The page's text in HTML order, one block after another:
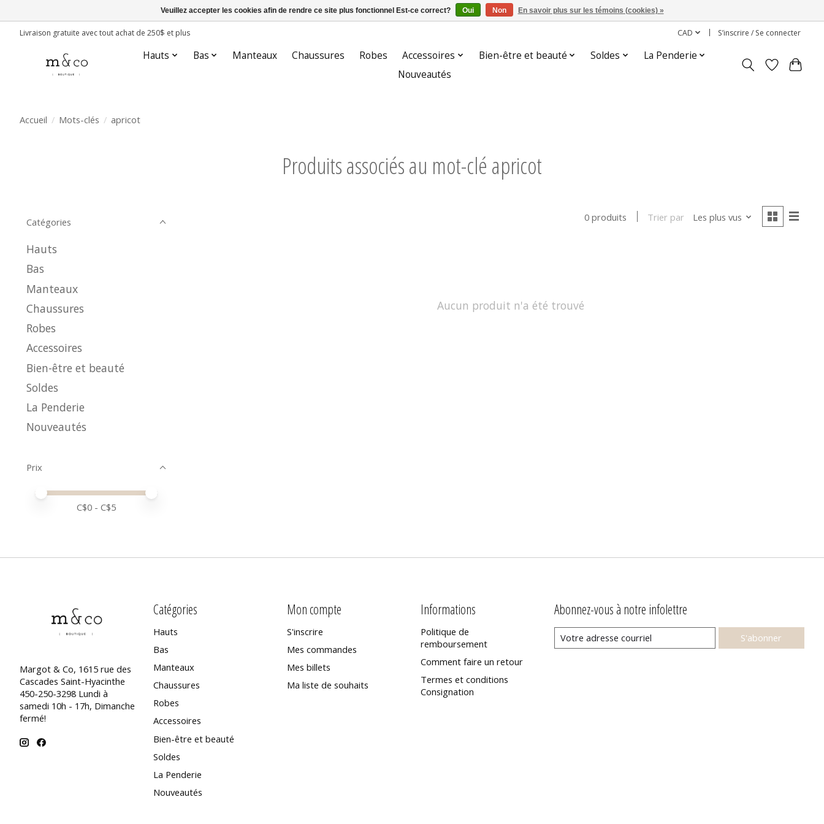
Livraison gratuite avec tout achat de 250$ et plus CAD S’inscrire / Se connecter
Hauts Bas Manteaux Chaussures Robes Accessoires Bien-être et beauté Soldes
La Penderie
Nouveautés
Accueil / Mots-clés / apricot
Produits associés au mot-clé apricot
Catégories
Hauts
Bas
Manteaux
Chaussures
Robes
Accessoires
Bien-être et beauté
Soldes
La Penderie
Nouveautés
Prix
Prix minimum
Price maximum value
C$0 - C$5
0 produits Trier par Les plus vus
Aucun produit n'a été trouvé
Margot & Co, 1615 rue des
Cascades Saint-Hyacinthe
450-250-3298 Lundi à
samedi 10h - 17h, Dimanche
fermé!
Catégories
Hauts
Bas
Manteaux
Chaussures
Robes
Accessoires
Bien-être et beauté
Soldes
La Penderie
Nouveautés
Mon compte
S'inscrire
Mes commandes
Mes billets
Ma liste de souhaits
Informations
Politique de
remboursement
Comment faire un retour
Termes et conditions
Consignation
Abonnez-vous à notre infolettre
S'abonner
Veuillez accepter les cookies afin de rendre ce site plus fonctionnel Est-ce correct? Oui Non En savoir plus sur les témoins (cookies) »